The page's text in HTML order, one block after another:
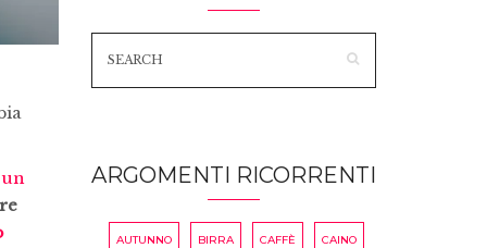
ARGOMENTI RICORRENTI
AUTUNNO BIRRA CAFFÈ CAINO